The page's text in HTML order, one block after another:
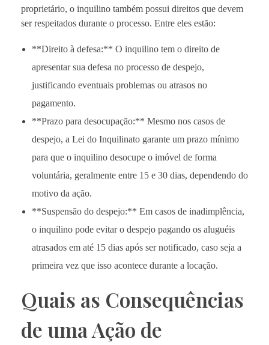
proprietário, o inquilino também possui direitos que devem
ser respeitados durante o processo. Entre eles estão:
**Direito à defesa:** O inquilino tem o direito de
apresentar sua defesa no processo de despejo,
justificando eventuais problemas ou atrasos no
pagamento.
**Prazo para desocupação:** Mesmo nos casos de
despejo, a Lei do Inquilinato garante um prazo mínimo
para que o inquilino desocupe o imóvel de forma
voluntária, geralmente entre 15 e 30 dias, dependendo do
motivo da ação.
**Suspensão do despejo:** Em casos de inadimplência,
o inquilino pode evitar o despejo pagando os aluguéis
atrasados em até 15 dias após ser notificado, caso seja a
primeira vez que isso acontece durante a locação.
Quais as Consequências
de uma Ação de